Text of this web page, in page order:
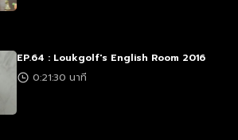
EP.64 : Loukgolf's English Room 2016
0:21:30 นาที